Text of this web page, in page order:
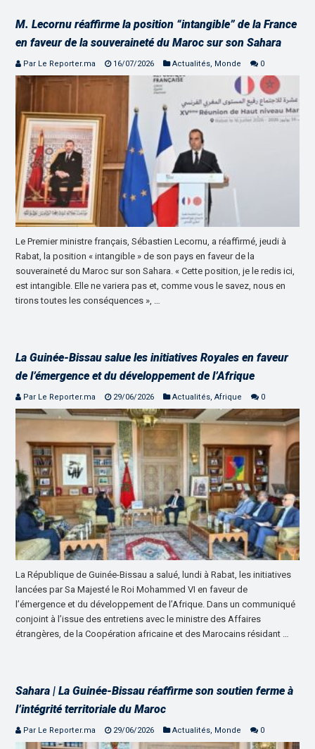
M. Lecornu réaffirme la position “intangible” de la France
en faveur de la souveraineté du Maroc sur son Sahara
Par Le Reporter.ma 16/07/2026 Actualités, Monde 0
Le Premier ministre français, Sébastien Lecornu, a réaffirmé, jeudi à
Rabat, la position « intangible » de son pays en faveur de la
souveraineté du Maroc sur son Sahara. « Cette position, je le redis ici,
est intangible. Elle ne variera pas et, comme vous le savez, nous en
tirons toutes les conséquences », …
La Guinée-Bissau salue les initiatives Royales en faveur
de l’émergence et du développement de l’Afrique
Par Le Reporter.ma 29/06/2026 Actualités,Afrique 0
La République de Guinée-Bissau a salué, lundi à Rabat, les initiatives
lancées par Sa Majesté le Roi Mohammed VI en faveur de
l’émergence et du développement de l’Afrique. Dans un communiqué
conjoint à l’issue des entretiens avec le ministre des Affaires
étrangères, de la Coopération africaine et des Marocains résidant …
Sahara | La Guinée-Bissau réaffirme son soutien ferme à
l’intégrité territoriale du Maroc
Par Le Reporter.ma 29/06/2026 Actualités, Monde 0